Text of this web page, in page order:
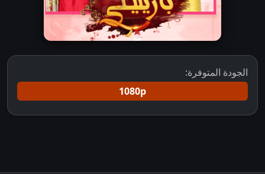
الجودة المتوفرة:
1080p